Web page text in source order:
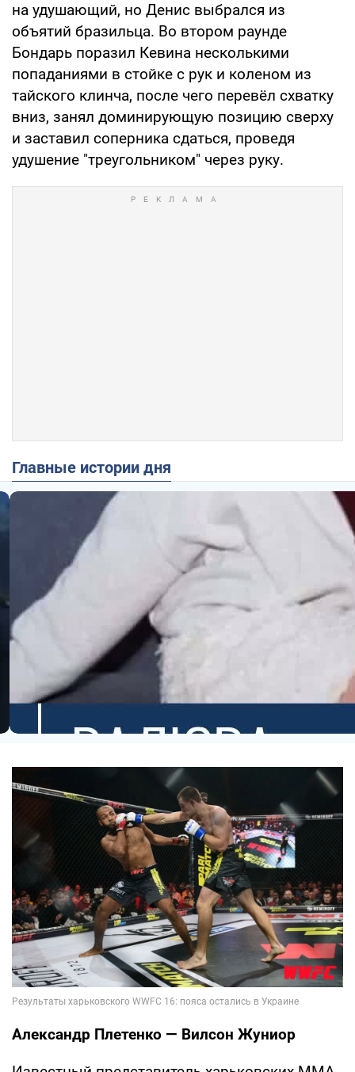
на удушающий, но Денис выбрался из
объятий бразильца. Во втором раунде
Бондарь поразил Кевина несколькими
попаданиями в стойке с рук и коленом из
тайского клинча, после чего перевёл схватку
вниз, занял доминирующую позицию сверху
и заставил соперника сдаться, проведя
удушение "треугольником" через руку.
Главные истории дня
Александр Плетенко — Вилсон Жуниор